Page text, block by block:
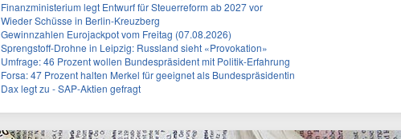
Finanzministerium legt Entwurf für Steuerreform ab 2027 vor
Wieder Schüsse in Berlin-Kreuzberg
Gewinnzahlen Eurojackpot vom Freitag (07.08.2026)
Sprengstoff-Drohne in Leipzig: Russland sieht «Provokation»
Umfrage: 46 Prozent wollen Bundespräsident mit Politik-Erfahrung
Forsa: 47 Prozent halten Merkel für geeignet als Bundespräsidentin
Dax legt zu - SAP-Aktien gefragt